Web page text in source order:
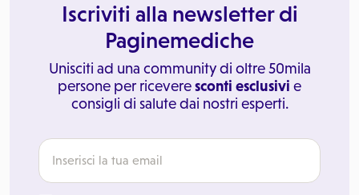
Iscriviti alla newsletter di
Paginemediche
Unisciti ad una community di oltre 50mila
persone per riceveresconti esclusivi e
consigli di salute dai nostri esperti.